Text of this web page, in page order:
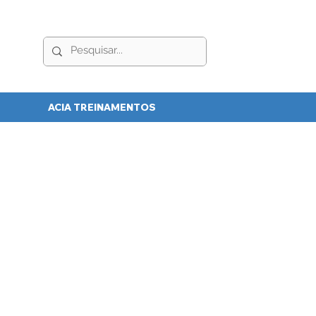
ACIA TREINAMENTOS